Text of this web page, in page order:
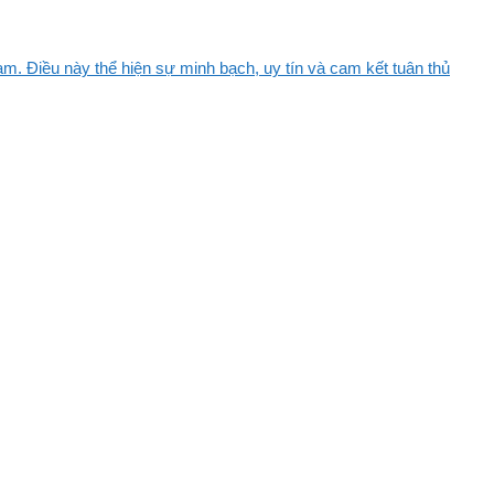
Điều này thể hiện sự minh bạch, uy tín và cam kết tuân thủ